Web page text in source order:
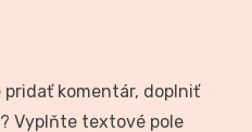
komentár, doplniť
Vyplňte textové pole